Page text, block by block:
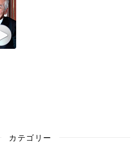
カテゴリー